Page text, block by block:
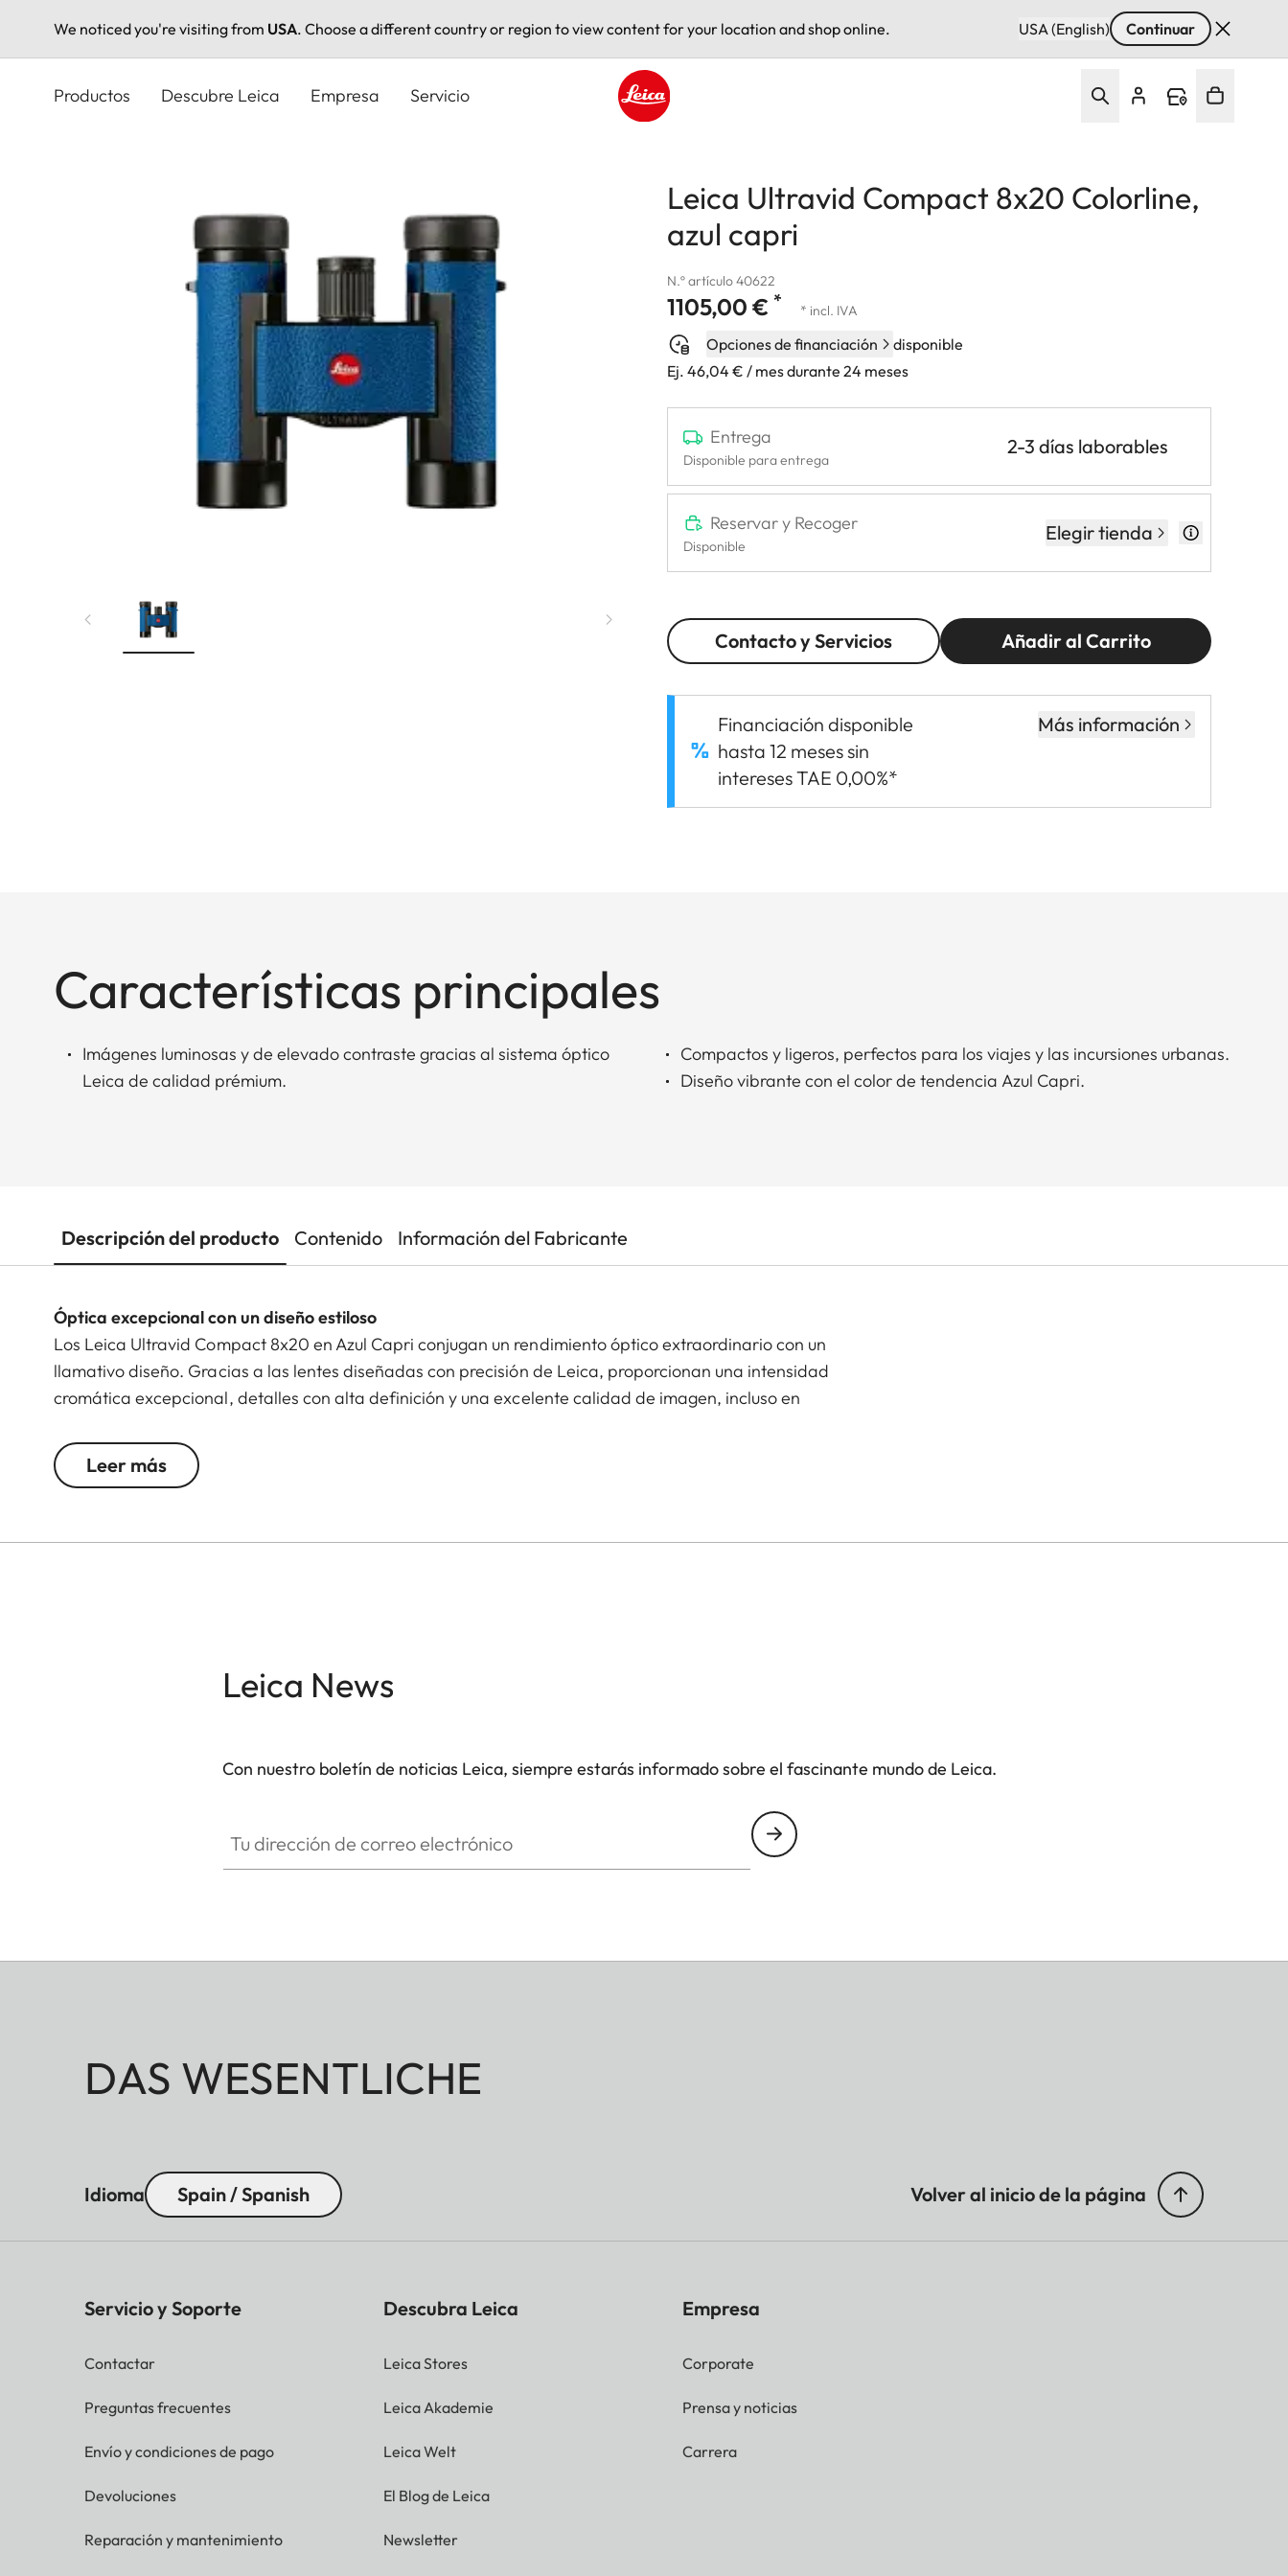
We noticed you're visiting from USA. Choose a different country or region to view content for your location and shop online. USA (English) Continuar
Productos Descubre Leica Empresa Servicio
Leica Ultravid Compact 8x20 Colorline,
azul capri
N.º artículo 40622
1105,00 € * * incl. IVA
Opciones de financiación
disponible
Ej. 46,04 € / mes durante 24 meses
Entrega
Disponible para entrega
2-3 días laborables
Reservar y Recoger
Disponible
Elegir tienda
Contacto y Servicios Añadir al Carrito
Financiación disponible
hasta 12 meses sin
intereses TAE 0,00%*
Más información
Características principales
Imágenes luminosas y de elevado contraste gracias al sistema óptico
Leica de calidad prémium.
Compactos y ligeros, perfectos para los viajes y las incursiones urbanas.
Diseño vibrante con el color de tendencia Azul Capri.
Descripción del producto Contenido Información del Fabricante
Óptica excepcional con un diseño estiloso
Los Leica Ultravid Compact 8x20 en Azul Capri conjugan un rendimiento óptico extraordinario con un
llamativo diseño. Gracias a las lentes diseñadas con precisión de Leica, proporcionan una intensidad
cromática excepcional, detalles con alta definición y una excelente calidad de imagen, incluso en
Al disponer de un enfoque de cerca de tan solo 1,80 metros, no se te escapará ningún detalle. Su
Leer más
Leica News
Con nuestro boletín de noticias Leica, siempre estarás informado sobre el fascinante mundo de Leica.
DAS WESENTLICHE
Idioma Spain / Spanish Volver al inicio de la página
Servicio y Soporte
Contactar
Preguntas frecuentes
Envío y condiciones de pago
Devoluciones
Reparación y mantenimiento
Descubra Leica
Leica Stores
Leica Akademie
Leica Welt
El Blog de Leica
Newsletter
Empresa
Corporate
Prensa y noticias
Carrera